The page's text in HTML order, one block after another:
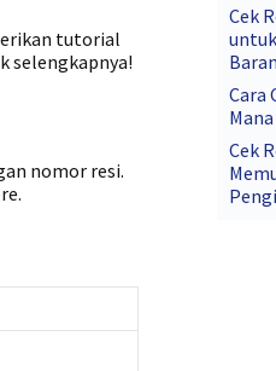
tutorial
selengkapnya!
nomor resi.
Cek
Cara
Mana
Cek